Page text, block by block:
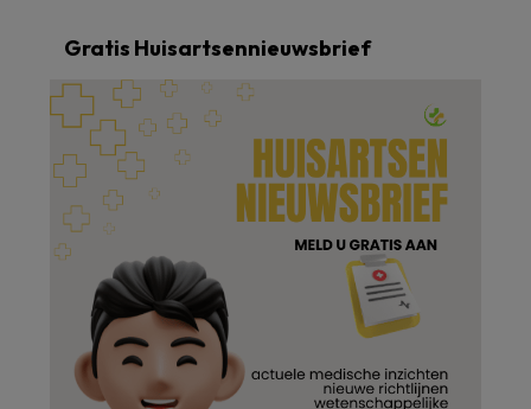
Gratis Huisartsennieuwsbrief